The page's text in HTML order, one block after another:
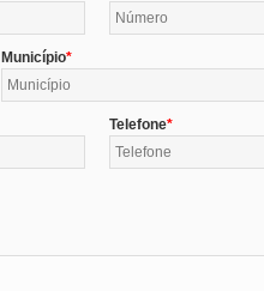
Município
Telefone